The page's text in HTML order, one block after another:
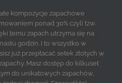
kompozycje zapachowe
ponad 30% czyli tzw.
temu zapach utrzyma się na
godzin. I to wszystko w
już przepłacać setek złotych w
Masz dostęp do kilkuset
do unikatowych zapachów,